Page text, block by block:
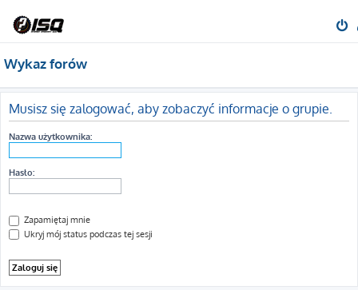
Wykaz forów
Musisz się zalogować, aby zobaczyć informacje o grupie.
Nazwa użytkownika:
Hasło:
Zapamiętaj mnie
Ukryj mój status podczas tej sesji